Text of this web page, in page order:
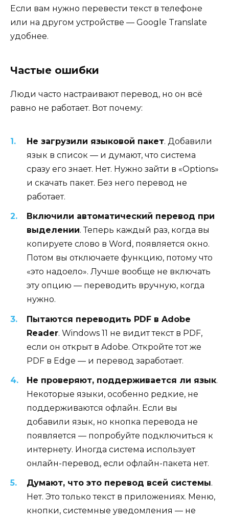
Если вам нужно перевести текст в телефоне
или на другом устройстве — Google Translate
удобнее.
Частые ошибки
Люди часто настраивают перевод, но он всё
равно не работает. Вот почему:
Не загрузили языковой пакет. Добавили
язык в список — и думают, что система
сразу его знает. Нет. Нужно зайти в «Options»
и скачать пакет. Без него перевод не
работает.
Включили автоматический перевод при
выделении. Теперь каждый раз, когда вы
копируете слово в Word, появляется окно.
Потом вы отключаете функцию, потому что
«это надоело». Лучше вообще не включать
эту опцию — переводить вручную, когда
нужно.
Пытаются переводить PDF в Adobe
Reader. Windows 11 не видит текст в PDF,
если он открыт в Adobe. Откройте тот же
PDF в Edge — и перевод заработает.
Не проверяют, поддерживается ли язык.
Некоторые языки, особенно редкие, не
поддерживаются офлайн. Если вы
добавили язык, но кнопка перевода не
появляется — попробуйте подключиться к
интернету. Иногда система использует
онлайн-перевод, если офлайн-пакета нет.
Думают, что это перевод всей системы.
Нет. Это только текст в приложениях. Меню,
кнопки, системные уведомления — не